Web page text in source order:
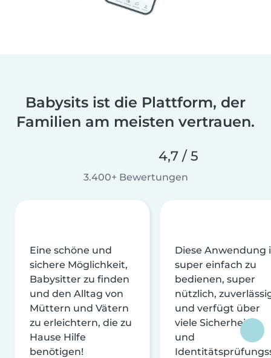
Babysits ist die Plattform, der
Familien am meisten vertrauen.
4,7 / 5
3.400+ Bewertungen
Eine schöne und
sichere Möglichkeit,
Babysitter zu finden
und den Alltag von
Müttern und Vätern
zu erleichtern, die zu
Hause Hilfe
benötigen!
Diese Anwendung
super einfach zu
bedienen, super
nützlich,
und verfügt über
viele Sicherheits-
und